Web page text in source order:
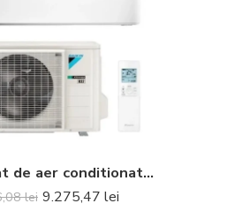
Aparat de aer conditionat optimizat pentru incalzire Daikin Nepura Stylish Bluevolution FTXTA30CW-RXTA30C Inverter 9000 BTU White – Telecomanda inclusa
lei 9.275,47 lei